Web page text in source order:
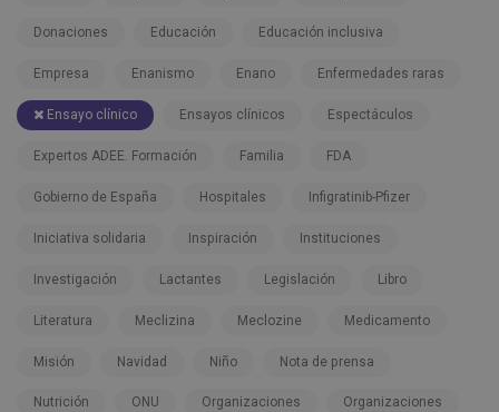
Donaciones Educación Educación inclusiva
Empresa Enanismo Enano Enfermedades raras
Ensayo clínico Ensayos clínicos Espectáculos
Expertos ADEE. Formación Familia FDA
Gobierno de España Hospitales Infigratinib-Pfizer
Iniciativa solidaria Inspiración Instituciones
Investigación Lactantes Legislación Libro
Literatura Meclizina Meclozine Medicamento
Misión Navidad Niño Nota de prensa
Nutrición ONU Organizaciones Organizaciones